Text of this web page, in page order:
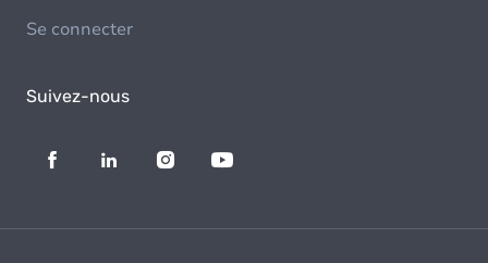
Se connecter
Suivez-nous